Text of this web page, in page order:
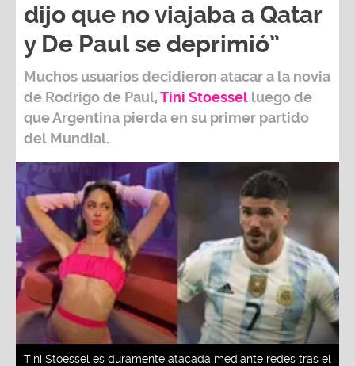
dijo que no viajaba a Qatar
y De Paul se deprimió”
Muchos usuarios decidieron atacar a la novia
de Rodrigo de Paul,Tini Stoessel luego de
que Argentina pierda en su primer partido
del Mundial.
Tini Stoessel es duramente atacada mediante redes tras el